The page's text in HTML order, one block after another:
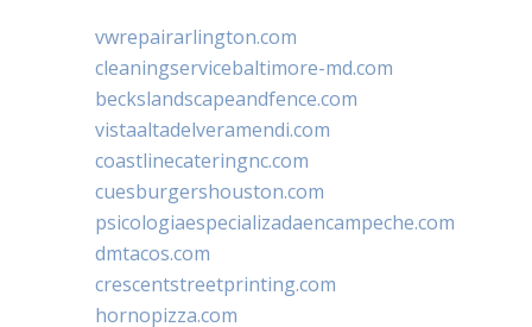
vwrepairarlington.com
cleaningservicebaltimore-md.com
beckslandscapeandfence.com
vistaaltadelveramendi.com
coastlinecateringnc.com
cuesburgershouston.com
psicologiaespecializadaencampeche.com
dmtacos.com
crescentstreetprinting.com
hornopizza.com